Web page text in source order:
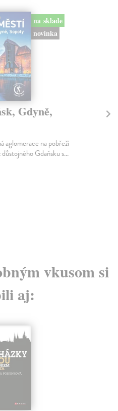
na sklade
novinka
Gdyně,
aglomerace na pobřeží
Gdaňsku s...
vkusom si
aj: